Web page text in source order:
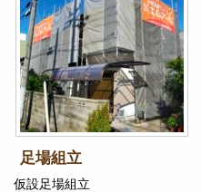
足場組立
仮設足場組立